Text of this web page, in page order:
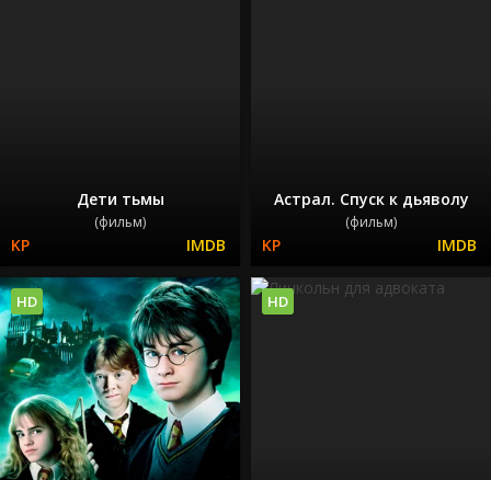
Дети тьмы
(фильм)
Астрал. Спуск к дьяволу
(фильм)
HD HD